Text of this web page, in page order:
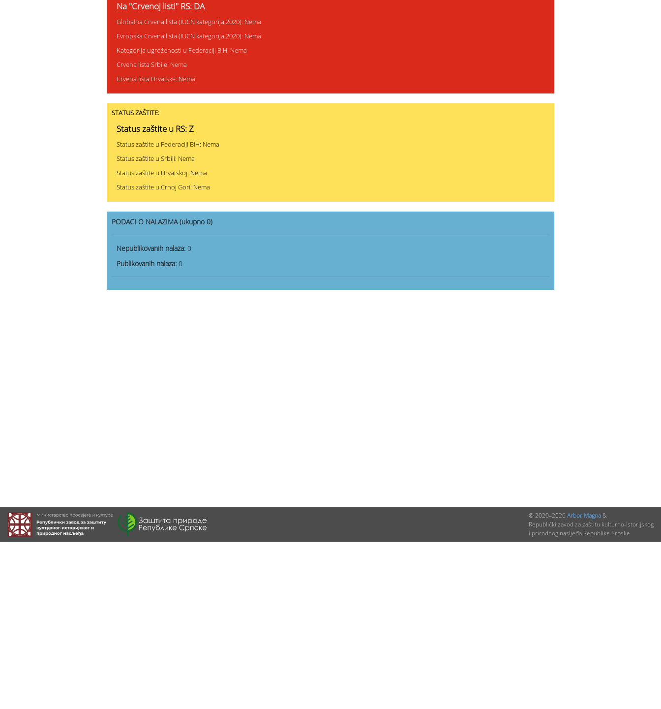
Na "Crvenoj listi" RS: DA
Globalna Crvena lista (IUCN kategorija 2020): Nema
Evropska Crvena lista (IUCN kategorija 2020): Nema
Kategorija ugroženosti u Federaciji BiH: Nema
Crvena lista Srbije: Nema
Crvena lista Hrvatske: Nema
STATUS ZAŠTITE:
Status zaštite u RS: Z
Status zaštite u Federaciji BiH: Nema
Status zaštite u Srbiji: Nema
Status zaštite u Hrvatskoj: Nema
Status zaštite u Crnoj Gori: Nema
PODACI O NALAZIMA (ukupno 0)
Nepublikovanih nalaza: 0
Publikovanih nalaza: 0
© 2020–2026 Arbor Magna&
Republički zavod za zaštitu kulturno-istorijskog
i prirodnog nasljeđa Republike Srpske